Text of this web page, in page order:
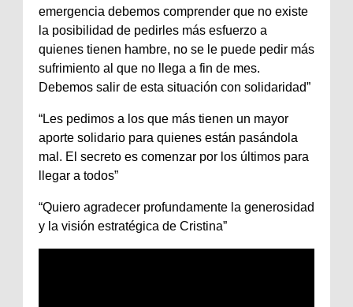
emergencia debemos comprender que no existe
la posibilidad de pedirles más esfuerzo a
quienes tienen hambre, no se le puede pedir más
sufrimiento al que no llega a fin de mes.
Debemos salir de esta situación con solidaridad”
“Les pedimos a los que más tienen un mayor
aporte solidario para quienes están pasándola
mal. El secreto es comenzar por los últimos para
llegar a todos”
“Quiero agradecer profundamente la generosidad
y la visión estratégica de Cristina”